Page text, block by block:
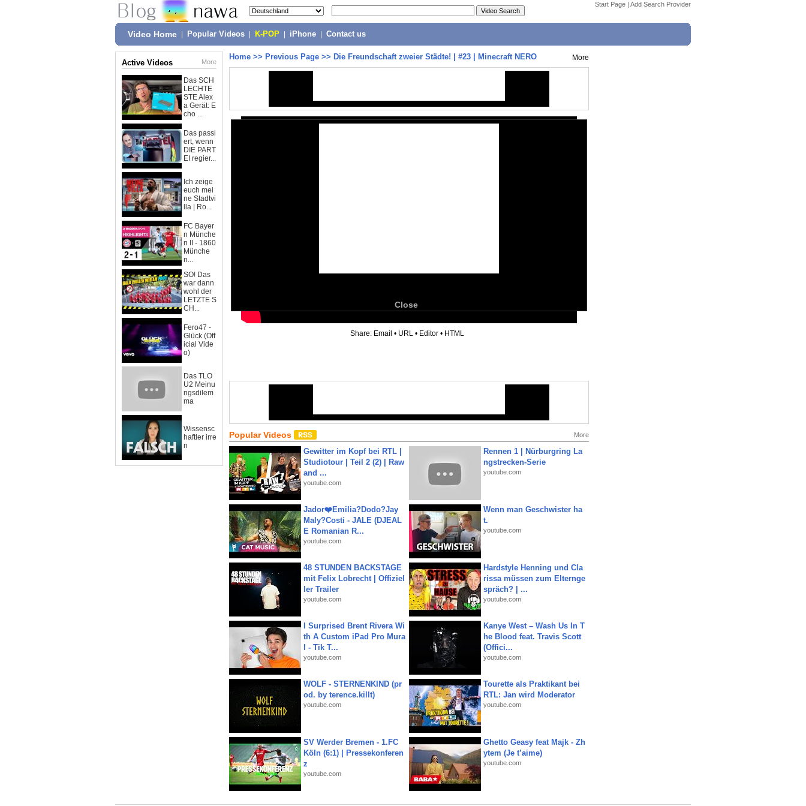
Start Page | Add Search Provider
Video Home Popular Videos K-POP iPhone Contact us
Active Videos More
Das SCH
LECHTE
STE Alex
a Gerät: E
cho ...
Das passi
ert, wenn
DIE PART
EI regier...
Ich zeige
euch mei
ne Stadtvi
lla | Ro...
FC Bayer
n Münche
n II - 1860
Münche
n...
SO! Das
war dann
wohl der
LETZTE S
CH...
Fero47 -
Glück (Off
icial Vide
o)
Das TLO
U2 Meinu
ngsdilem
ma
Wissensc
haftler irre
n
Home >> Previous Page >> Die Freundschaft zweier Städte! | #23 | Minecraft NERO More
Close
Share: Email • URL • Editor • HTML
Popular Videos More
Gewitter im Kopf bei RTL |
Studiotour | Teil 2 (2) | Raw
and ...
youtube.com
Rennen 1 | Nürburgring La
ngstrecken-Serie
youtube.com
Jador❤️Emilia?Dodo?Jay
Maly?Costi - JALE (DJEAL
E Romanian R...
youtube.com
Wenn man Geschwister ha
t.
youtube.com
48 STUNDEN BACKSTAGE
mit Felix Lobrecht | Offiziel
ler Trailer
youtube.com
Hardstyle Henning und Cla
rissa müssen zum Elternge
spräch? | ...
youtube.com
I Surprised Brent Rivera Wi
th A Custom iPad Pro Mura
l - Tik T...
youtube.com
Kanye West – Wash Us In T
he Blood feat. Travis Scott
(Offici...
youtube.com
WOLF - STERNENKIND (pr
od. by terence.killt)
youtube.com
Tourette als Praktikant bei
RTL: Jan wird Moderator
youtube.com
SV Werder Bremen - 1.FC
Köln (6:1) | Pressekonferen
z
youtube.com
Ghetto Geasy feat Majk - Zh
ytem (Je t’aime)
youtube.com